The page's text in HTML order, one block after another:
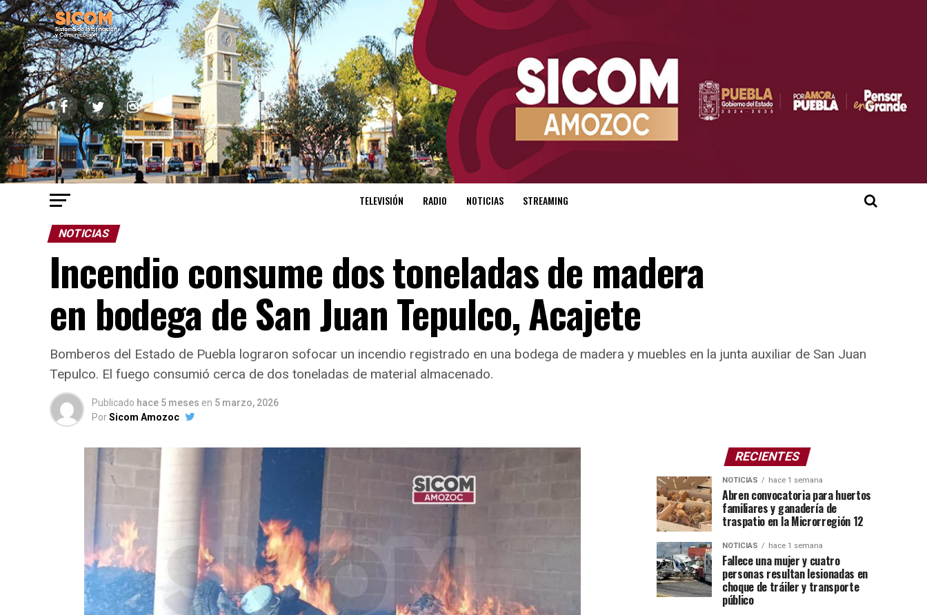
TELEVISIÓN RADIO NOTICIAS STREAMING
NOTICIAS
Incendio consume dos toneladas de madera
en bodega de San Juan Tepulco, Acajete
Bomberos del Estado de Puebla lograron sofocar un incendio registrado en una bodega de madera y muebles en la junta auxiliar de San Juan
Tepulco. El fuego consumió cerca de dos toneladas de material almacenado.
Publicado hace 5 meses en 5 marzo, 2026
PorSicom Amozoc
RECIENTES
NOTICIAS hace 1 semana
Abren convocatoria para huertos
familiares y ganadería de
traspatio en la Microrregión 12
NOTICIAS hace 1 semana
Fallece una mujer y cuatro
personas resultan lesionadas en
choque de tráiler y transporte
público